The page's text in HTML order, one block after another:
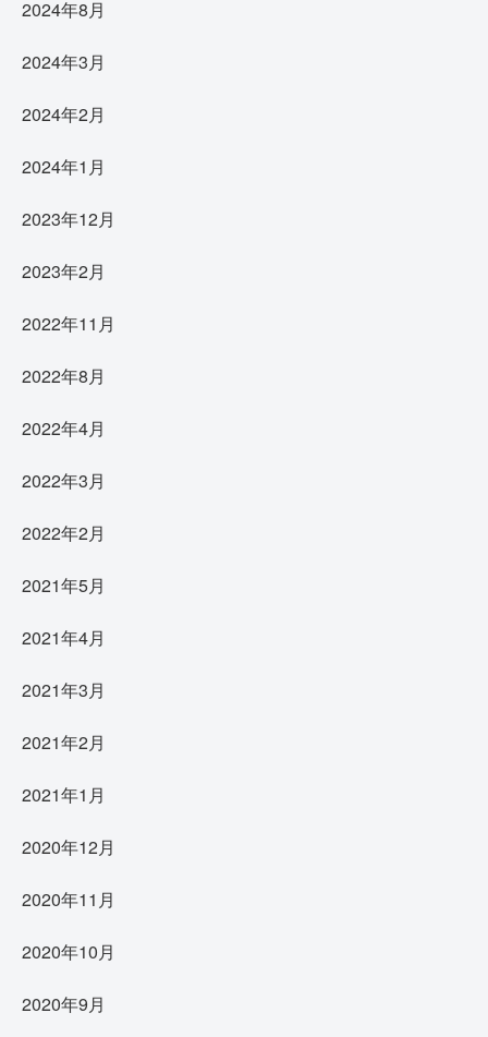
2024年8月
2024年3月
2024年2月
2024年1月
2023年12月
2023年2月
2022年11月
2022年8月
2022年4月
2022年3月
2022年2月
2021年5月
2021年4月
2021年3月
2021年2月
2021年1月
2020年12月
2020年11月
2020年10月
2020年9月